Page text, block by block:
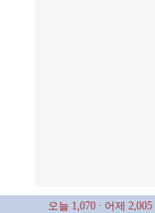
오늘 1,070 · 어제 2,005